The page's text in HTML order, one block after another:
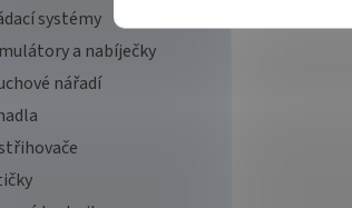
systémy
a nabíječky
nářadí